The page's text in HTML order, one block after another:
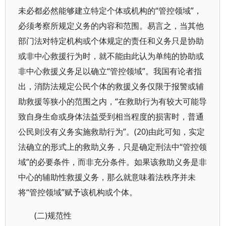
未必都必然能够建立特定个体或机构的“管控领域”，
必须考察所规定义务的内容和范围。易言之，当其他
部门法对特定机构或个体规定的责任和义务只是协助
或非中心救援行为时，就不能由此认为单纯的协助或
非中心救援义务足以确立“管控领域”。我国有论者指
出，消防法规定公民个体的救援义务仅限于报警或辅
助救援等狭小的范围之内，“在救助行为有较大可能导
致自身生命或身体法益受到相当程度的损害时，普通
公民则没有义务实施救助行为”。(20)由此可知，实定
法确立的形式上的救助义务，只是确定刑法中“管控领
域”的必要条件，而非充分条件。如果该救助义务是非
中心的辅助性救援义务，那么就意味着法秩序并未
将“管控领域”赋予该机构或个体。
(二)规范性